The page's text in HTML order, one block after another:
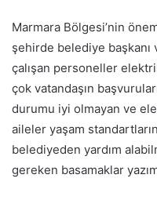
Marmara Bölgesi’nin
şehirde belediye başkanı
çalışan personeller
çok vatandaşın
durumu iyi olmayan ve
aileler yaşam
belediyeden yardım
gereken basamaklar